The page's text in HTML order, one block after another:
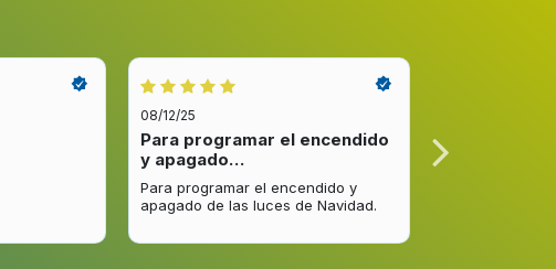
08/12/25
Para programar el encendido
y apagado…
Para programar el encendido y
apagado de las luces de Navidad.
venta y…